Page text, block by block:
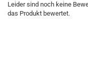
Leider sind noch keine
das Produkt bewertet.